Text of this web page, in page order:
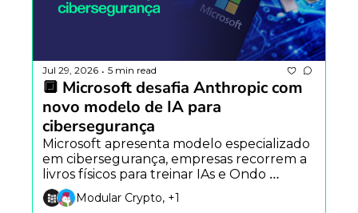
Jul 29, 2026 • 5 min read
🔲 Microsoft desafia Anthropic com
novo modelo de IA para
cibersegurança
Microsoft apresenta modelo especializado
em cibersegurança, empresas recorrem a
livros físicos para treinar IAs e Ondo
reformula sua infraestrutura blockchain
com a Ondo Network.
Modular Crypto, +1